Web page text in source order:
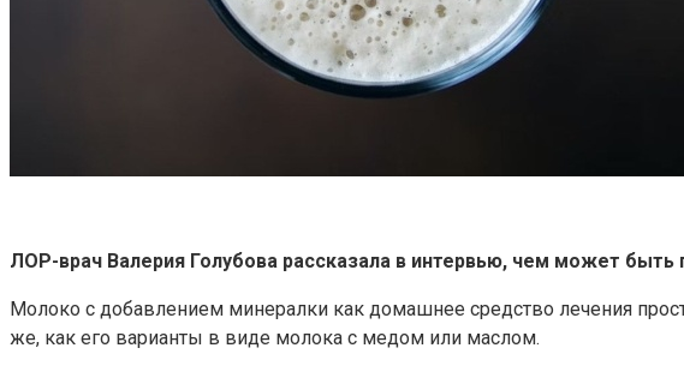
ЛОР-врач Валерия Голубова рассказала в интервью, чем может
Молоко с добавлением минералки как домашнее средство лечения
же, как его варианты в виде молока с медом или маслом.